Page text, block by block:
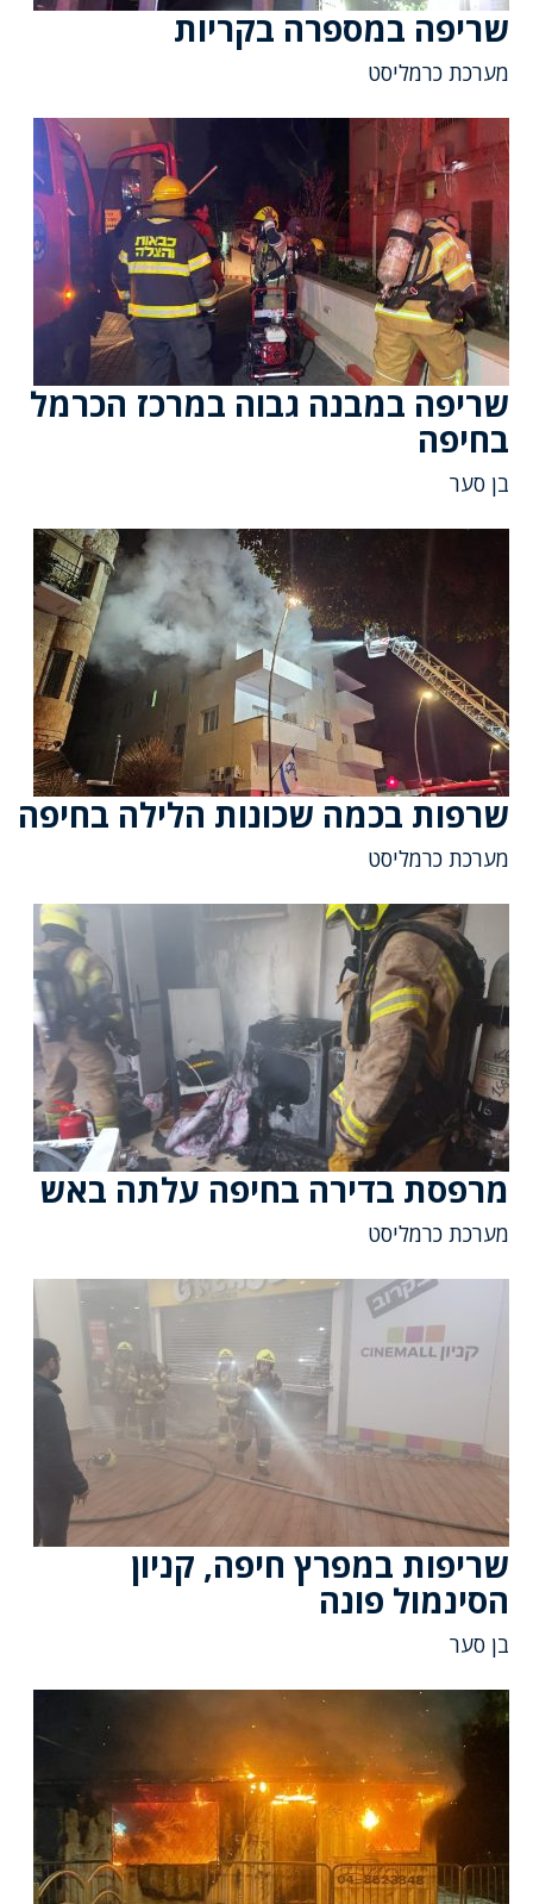
שריפה במספרה בקריות
מערכת כרמליסט
שריפה במבנה גבוה במרכז הכרמל
בחיפה
בן סער
שרפות בכמה שכונות הלילה בחיפה
מערכת כרמליסט
מרפסת בדירה בחיפה עלתה באש
מערכת כרמליסט
שריפות במפרץ חיפה, קניון
הסינמול פונה
בן סער